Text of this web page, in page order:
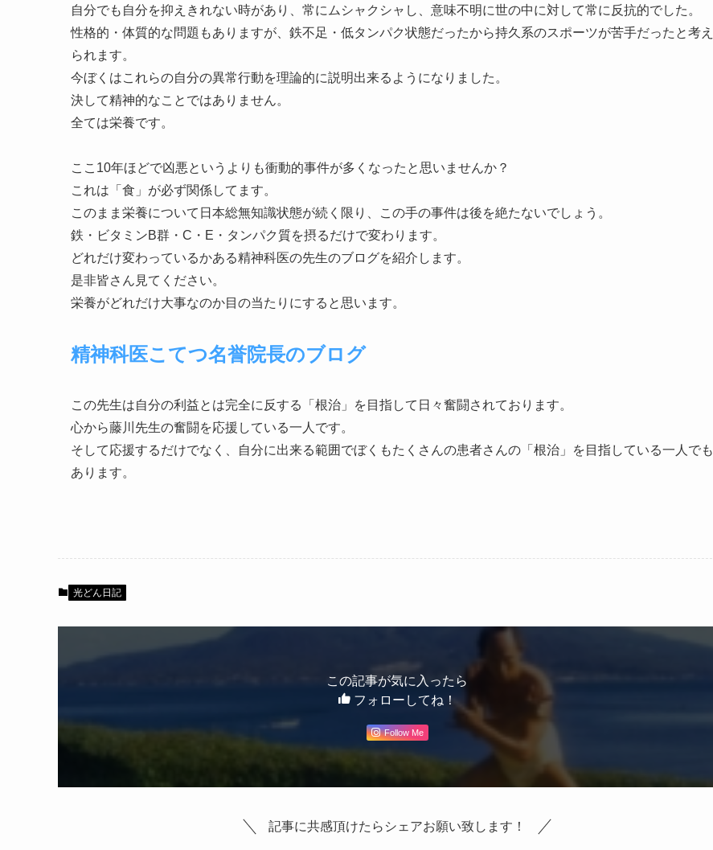
自分でも自分を抑えきれない時があり、常にムシャクシャし、意味不明に世の中に対して常に反抗的でした。
性格的・体質的な問題もありますが、鉄不足・低タンパク状態だったから持久系のスポーツが苦手だったと考え
られます。
今ぼくはこれらの自分の異常行動を理論的に説明出来るようになりました。
決して精神的なことではありません。
全ては栄養です。
ここ10年ほどで凶悪というよりも衝動的事件が多くなったと思いませんか？
これは「食」が必ず関係してます。
このまま栄養について日本総無知識状態が続く限り、この手の事件は後を絶たないでしょう。
鉄・ビタミンB群・C・E・タンパク質を摂るだけで変わります。
どれだけ変わっているかある精神科医の先生のブログを紹介します。
是非皆さん見てください。
栄養がどれだけ大事なのか目の当たりにすると思います。
精神科医こてつ名誉院長のブログ
この先生は自分の利益とは完全に反する「根治」を目指して日々奮闘されております。
心から藤川先生の奮闘を応援している一人です。
そして応援するだけでなく、自分に出来る範囲でぼくもたくさんの患者さんの「根治」を目指している一人でも
あります。
光どん日記
この記事が気に入ったら
フォローしてね！
Follow Me
記事に共感頂けたらシェアお願い致します！